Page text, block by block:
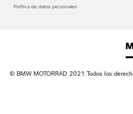
Política de datos personales
© BMW MOTORRAD 2021 Todos los